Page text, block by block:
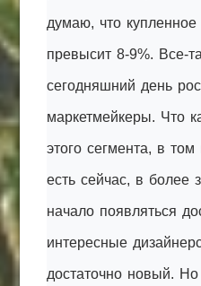
думаю, что
превысит 8-9%. Все-
сегодняшний день
маркетмейкеры. Что
этого сегмента, в
есть сейчас, в более
начало появляться
интересные
достаточно новый.